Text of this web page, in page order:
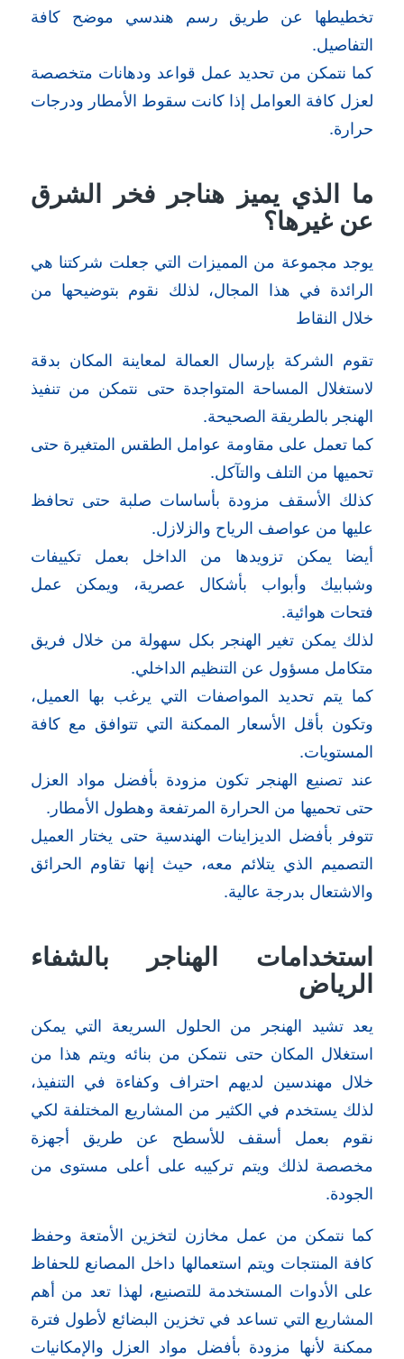
تخطيطها عن طريق رسم هندسي موضح كافة
التفاصيل.
كما نتمكن من تحديد عمل قواعد ودهانات متخصصة
لعزل كافة العوامل إذا كانت سقوط الأمطار ودرجات
حرارة.
ما الذي يميز هناجر فخر الشرق
عن غيرها؟
يوجد مجموعة من المميزات التي جعلت شركتنا هي
الرائدة في هذا المجال، لذلك نقوم بتوضيحها من
خلال النقاط
تقوم الشركة بإرسال العمالة لمعاينة المكان بدقة
لاستغلال المساحة المتواجدة حتى نتمكن من تنفيذ
الهنجر بالطريقة الصحيحة.
كما تعمل على مقاومة عوامل الطقس المتغيرة حتى
تحميها من التلف والتآكل.
كذلك الأسقف مزودة بأساسات صلبة حتى تحافظ
عليها من عواصف الرياح والزلازل.
أيضا يمكن تزويدها من الداخل بعمل تكييفات
وشبابيك وأبواب بأشكال عصرية، ويمكن عمل
فتحات هوائية.
لذلك يمكن تغير الهنجر بكل سهولة من خلال فريق
متكامل مسؤول عن التنظيم الداخلي.
كما يتم تحديد المواصفات التي يرغب بها العميل،
وتكون بأقل الأسعار الممكنة التي تتوافق مع كافة
المستويات.
عند تصنيع الهنجر تكون مزودة بأفضل مواد العزل
حتى تحميها من الحرارة المرتفعة وهطول الأمطار.
تتوفر بأفضل الديزاينات الهندسية حتى يختار العميل
التصميم الذي يتلائم معه، حيث إنها تقاوم الحرائق
والاشتعال بدرجة عالية.
استخدامات الهناجر بالشفاء
الرياض
يعد تشيد الهنجر من الحلول السريعة التي يمكن
استغلال المكان حتى نتمكن من بنائه ويتم هذا من
خلال مهندسين لديهم احتراف وكفاءة في التنفيذ،
لذلك يستخدم في الكثير من المشاريع المختلفة لكي
نقوم بعمل أسقف للأسطح عن طريق أجهزة
مخصصة لذلك ويتم تركيبه على أعلى مستوى من
الجودة.
كما نتمكن من عمل مخازن لتخزين الأمتعة وحفظ
كافة المنتجات ويتم استعمالها داخل المصانع للحفاظ
على الأدوات المستخدمة للتصنيع، لهذا تعد من أهم
المشاريع التي تساعد في تخزين البضائع لأطول فترة
ممكنة لأنها مزودة بأفضل مواد العزل والإمكانيات